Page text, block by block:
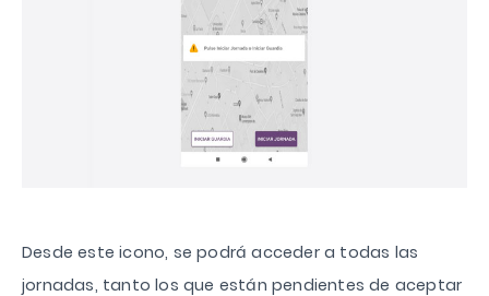
Desde este icono, se podrá acceder a todas las
jornadas, tanto los que están pendientes de aceptar